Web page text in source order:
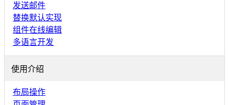
发送邮件
替换默认实现
组件在线编辑
多语言开发
使用介绍
布局操作